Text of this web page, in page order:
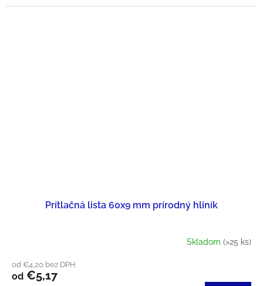
Prítlačná lista 60x9 mm prírodný hliník
Skladom (>25 ks)
od €4,20 bez DPH
od €5,17